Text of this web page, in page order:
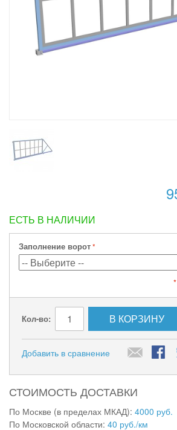
ЕСТЬ В НАЛИЧИИ
Заполнение ворот
Кол-во: В КОРЗИНУ
Добавить в сравнение
СТОИМОСТЬ ДОСТАВКИ
По Москве (в пределах МКАД): 4000 руб.
По Московской области: 40 руб./км